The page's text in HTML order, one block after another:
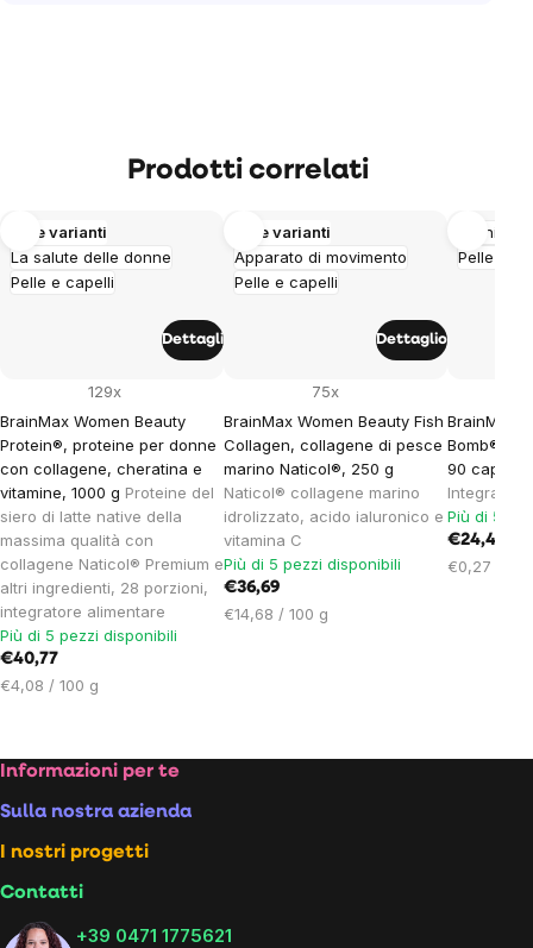
Prodotti correlati
La salute delle donne
Pelle e capelli
Altre varianti
BrainMax Women Beauty
Protein®, proteine ​​per donne
con collagene, cheratina e
vitamine, 1000 g Proteine ​​del
siero di latte native della
massima qualità con
collagene Naticol® Premium e
altri ingredienti, 28 porzioni,
integratore alimentare
129x
Più di 5 pezzi disponibili
€40,77
Prezzo
€4,08 / 100 g
Dettagli
Apparato di movimento
Pelle e capelli
Altre varianti
BrainMax Women Beauty Fish
Collagen, collagene di pesce
marino Naticol®, 250 g
Naticol® collagene marino
idrolizzato, acido ialuronico e
vitamina C
75x
Più di 5 pezzi disponibili
€36,69
Prezzo
€14,68 / 100 g
Dettaglio
Imunita
Pelle e
BrainMax
Bomb®,
90
Più di 5
€24,44
Prezzo
€0,27 / 1
Footer
Informazioni per te
Sulla nostra azienda
I nostri progetti
Contatti
+39 0471 1775621